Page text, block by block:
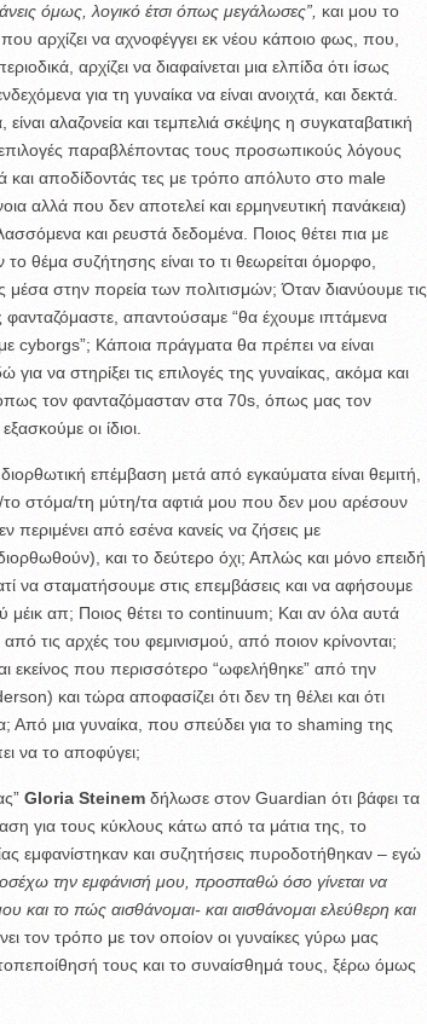
όμως, λογικό έτσι όπως μεγάλωσες”, και μου τo
αρχίζει να αχνοφέγγει εκ νέου κάποιο φως, που,
αρχίζει να διαφαίνεται μια ελπίδα ότι ίσως
για τη γυναίκα να είναι ανοιχτά, και δεκτά.
αλαζονεία και τεμπελιά σκέψης η συγκαταβατική
επιλογές παραβλέποντας τους προσωπικούς λόγους
και αποδίδοντάς τες με τρόπο απόλυτο στο male
αλλά που δεν αποτελεί και ερμηνευτική πανάκεια)
και ρευστά δεδομένα. Ποιος θέτει πια με
θέμα συζήτησης είναι το τι θεωρείται όμορφο,
στην πορεία των πολιτισμών; Όταν διανύουμε τις
απαντούσαμε “θα έχουμε ιπτάμενα
cyborgs”; Κάποια πράγματα θα πρέπει να είναι
να στηρίξει τις επιλογές της γυναίκας, ακόμα και
όπως τον φανταζόμασταν στα 70s, όπως μας τον
οι ίδιοι.
επέμβαση μετά από εγκαύματα είναι θεμιτή,
στόμα/τη μύτη/τα αφτιά μου που δεν μου αρέσουν
περιμένει από εσένα κανείς να ζήσεις με
και το δεύτερο όχι; Απλώς και μόνο επειδή
να σταματήσουμε στις επεμβάσεις και να αφήσουμε
απ; Ποιος θέτει το continuum; Και αν όλα αυτά
τις αρχές του φεμινισμού, από ποιον κρίνονται;
εκείνος που περισσότερο “ωφελήθηκε” από την
και τώρα αποφασίζει ότι δεν τη θέλει και ότι
Από μια γυναίκα, που σπεύδει για το shaming της
να το αποφύγει;
Gloria Steinemδήλωσε στον Guardian ότι βάφει τα
για τους κύκλους κάτω από τα μάτια της, το
εμφανίστηκαν και συζητήσεις πυροδοτήθηκαν – εγώ
την εμφάνισή μου, προσπαθώ όσο γίνεται να
και το πώς αισθάνομαι- και αισθάνομαι ελεύθερη και
τον τρόπο με τον οποίον οι γυναίκες γύρω μας
τους και το συναίσθημά τους, ξέρω όμως